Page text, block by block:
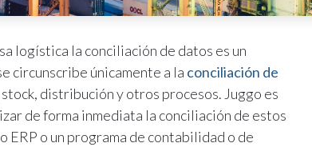
logística la conciliación de datos es un
circunscribe únicamente a la conciliación de
distribución y otros procesos. Juggo es
de forma inmediata la conciliación de estos
ERP o un programa de contabilidad o de